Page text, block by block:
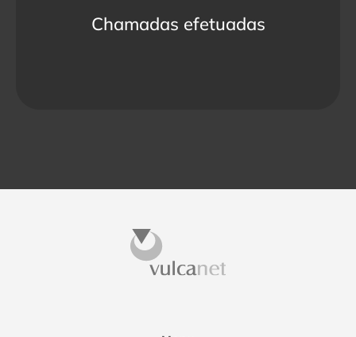
Chamadas efetuadas